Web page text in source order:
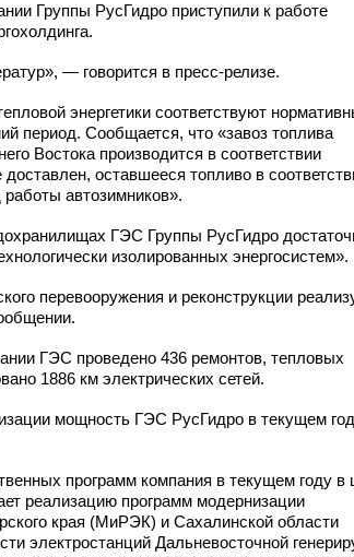
Группы РусГидро приступили к работе
— говорится в пресс-релизе.
энергетики соответствуют
период. Сообщается, что «завоз топлива
Востока производится в соответствии
оставшееся топливо в
автозимников».
ГЭС Группы РусГидро
изолированных энергосистем».
перевооружения и реконструкции
ГЭС проведено 436 ремонтов, тепловых
1886 км электрических сетей.
мощность ГЭС РусГидро в текущем
программ компания в текущем году в
реализацию программ модернизации
края (МиРЭК) и Сахалинской области
электростанций Дальневосточной